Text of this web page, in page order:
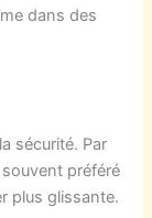
dans des
sécurité. Par
préféré
plus glissante.